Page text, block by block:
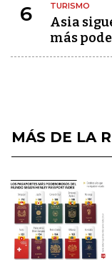
6 TURISMO
Asia
más
MÁS DE LA